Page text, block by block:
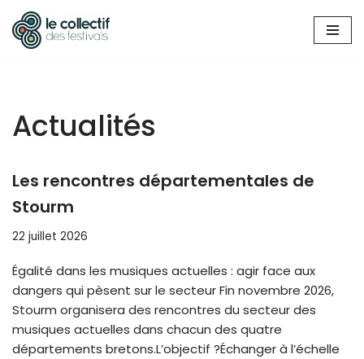
Aller
Actualités
Les rencontres départementales de
Stourm
22 juillet 2026
Égalité dans les musiques actuelles : agir face aux
dangers qui pèsent sur le secteur Fin novembre 2026,
Stourm organisera des rencontres du secteur des
musiques actuelles dans chacun des quatre
départements bretons.L’objectif ?Échanger à l’échelle